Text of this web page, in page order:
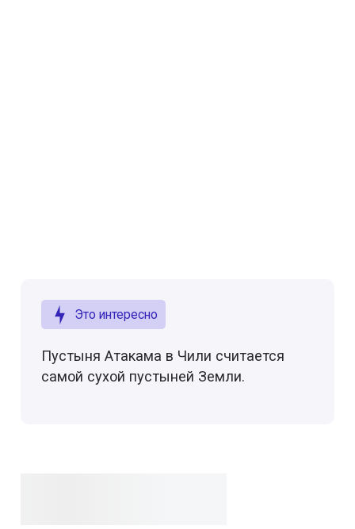
Это интересно
Пустыня Атакама в Чили считается
самой сухой пустыней Земли.